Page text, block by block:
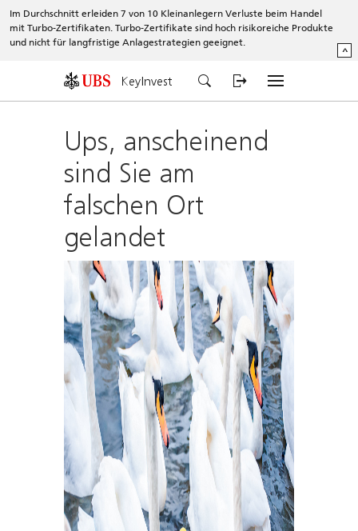
Im Durchschnitt erleiden 7 von 10 Kleinanlegern Verluste beim Handel
mit Turbo-Zertifikaten. Turbo-Zertifikate sind hoch risikoreiche Produkte
und nicht für langfristige Anlagestrategien geeignet.
^
KeyInvest
Ups, anscheinend
sind Sie am
falschen Ort
gelandet